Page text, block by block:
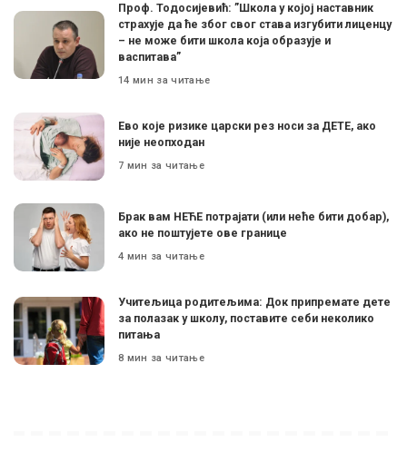
Проф. Тодосијевић: ”Школа у којој наставник
страхује да ће због свог става изгубити лиценцу
– не може бити школа која образује и
васпитава”
14 мин за читање
Ево које ризике царски рез носи за ДЕТЕ, ако
није неопходан
7 мин за читање
Брак вам НЕЋЕ потрајати (или неће бити добар),
ако не поштујете ове границе
4 мин за читање
Учитељица родитељима: Док припремате дете
за полазак у школу, поставите себи неколико
питања
8 мин за читање